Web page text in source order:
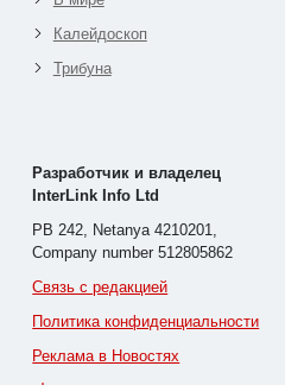
Калейдоскоп
Трибуна
Разработчик и владелец
InterLink Info Ltd
PB 242, Netanya 4210201,
Company number 512805862
Связь с редакцией
Политика конфиденциальности
Реклама в Новостях